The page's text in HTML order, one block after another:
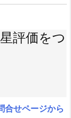
評価をつ
合せページから